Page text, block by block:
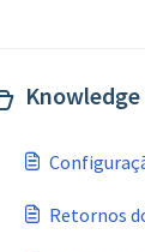
Knowledge
Retornos